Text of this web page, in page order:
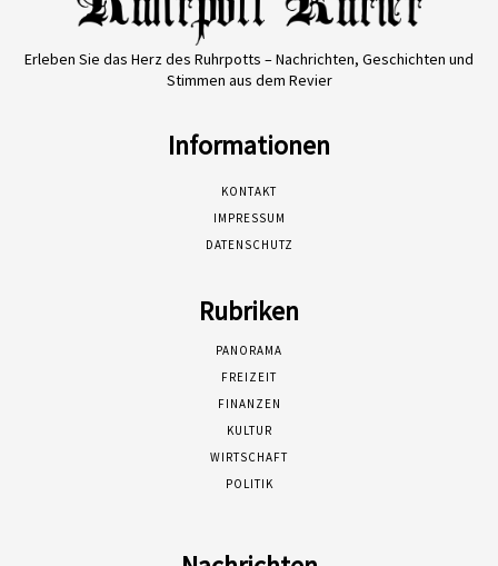
Erleben Sie das Herz des Ruhrpotts – Nachrichten, Geschichten und
Stimmen aus dem Revier
Informationen
KONTAKT
IMPRESSUM
DATENSCHUTZ
Rubriken
PANORAMA
FREIZEIT
FINANZEN
KULTUR
WIRTSCHAFT
POLITIK